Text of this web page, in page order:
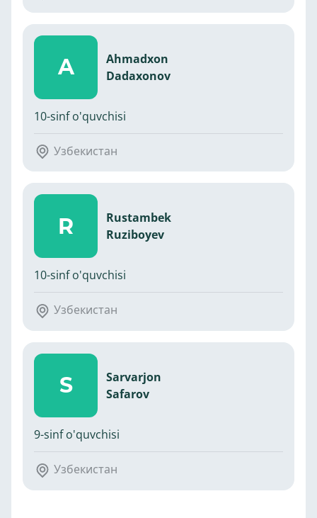
A
Ahmadxon
Dadaxonov
10-sinf o'quvchisi
Узбекистан
R
Rustambek
Ruziboyev
10-sinf o'quvchisi
Узбекистан
S
Sarvarjon
Safarov
9-sinf o'quvchisi
Узбекистан